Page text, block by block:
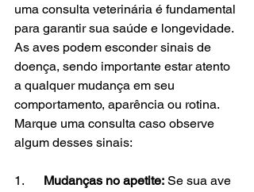
uma consulta veterinária é fundamental
para garantir sua saúde e longevidade.
As aves podem esconder sinais de
doença, sendo importante estar atento
a qualquer mudança em seu
comportamento, aparência ou rotina.
Marque uma consulta caso observe
algum desses sinais:
1. Mudanças no apetite: Se sua ave